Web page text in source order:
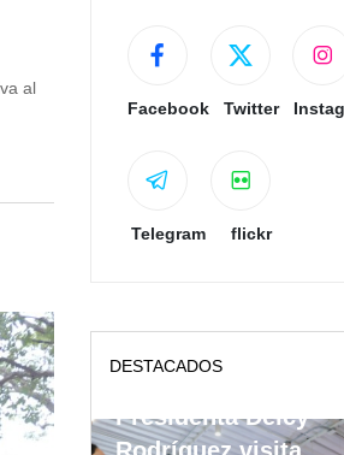
al
Facebook Twitter
Telegram flickr
DESTACADOS
Presidenta Delcy